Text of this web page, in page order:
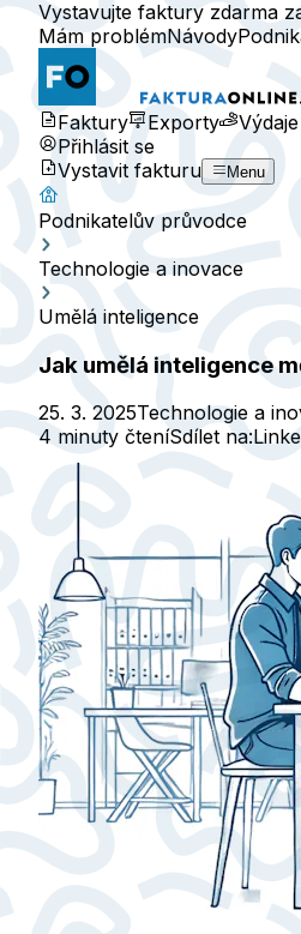
Vystavujte faktury zdarma
Mám problémNávody
Faktury Exporty
Výdaje
Přihlásit se
Vystavit fakturu
Menu
Podnikatelův průvodce
Technologie a inovace
Umělá inteligence
Jak umělá inteligence
25. 3. 2025Technologie a
4 minuty čteníSdílet na: